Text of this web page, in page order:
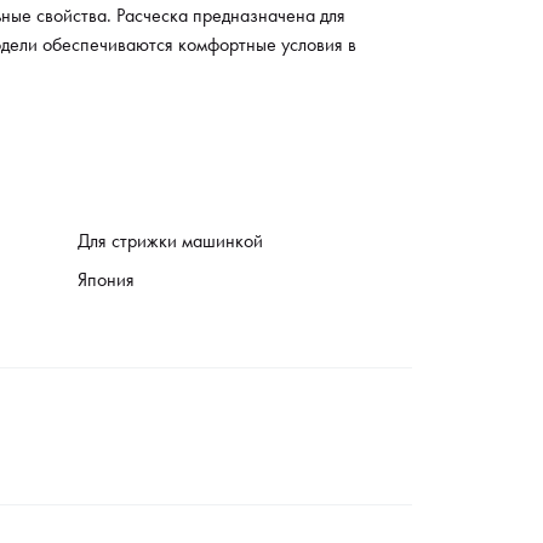
свойства. Расческа предназначена для
обеспечиваются комфортные условия в
Для стрижки машинкой
Япония